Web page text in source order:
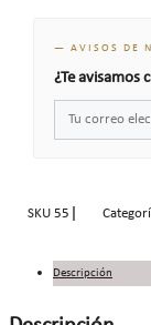
— AVISOS DE
¿Te avisamos
SKU55
Descripción